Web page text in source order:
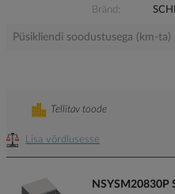
Bränd
Püsikliendi soodustusega (km-ta)
Lisa võrdlusesse
Tellitav toode
NSYSM20830P